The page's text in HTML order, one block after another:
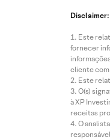
Disclaimer:
Este
fornecer
cliente
Este
O(s)
à XP
receitas
O